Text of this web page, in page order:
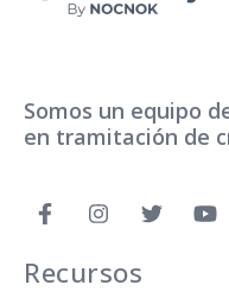
Somos un equipo
en tramitación de
Recursos